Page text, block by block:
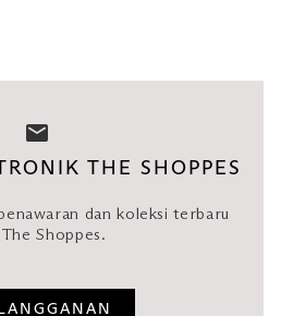
THE SHOPPES
dan koleksi terbaru
Shoppes.